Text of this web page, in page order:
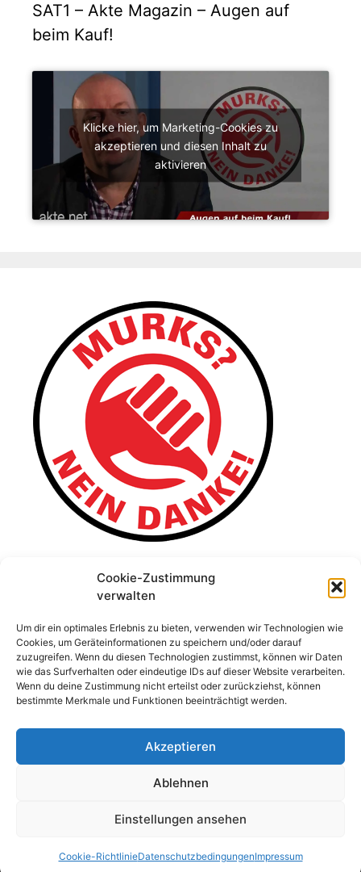
Cookie-Zustimmung
verwalten
Um dir ein optimales Erlebnis zu bieten, verwenden wir Technologien wie
Cookies, um Geräteinformationen zu speichern und/oder darauf
zuzugreifen. Wenn du diesen Technologien zustimmst, können wir Daten
wie das Surfverhalten oder eindeutige IDs auf dieser Website verarbeiten.
Wenn du deine Zustimmung nicht erteilst oder zurückziehst, können
bestimmte Merkmale und Funktionen beeinträchtigt werden.
Akzeptieren
Ablehnen
Einstellungen ansehen
Cookie-RichtlinieDatenschutzbedingungenImpressum
SAT1 – Akte Magazin – Augen auf
beim Kauf!
Klicke hier, um Marketing-Cookies zu
akzeptieren und diesen Inhalt zu
aktivieren
© 2026 Stefan Schridde• Erstellt mitGeneratePress